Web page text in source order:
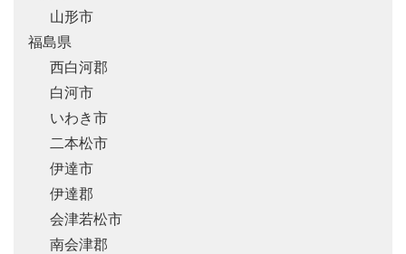
山形市
福島県
西白河郡
白河市
いわき市
二本松市
伊達市
伊達郡
会津若松市
南会津郡